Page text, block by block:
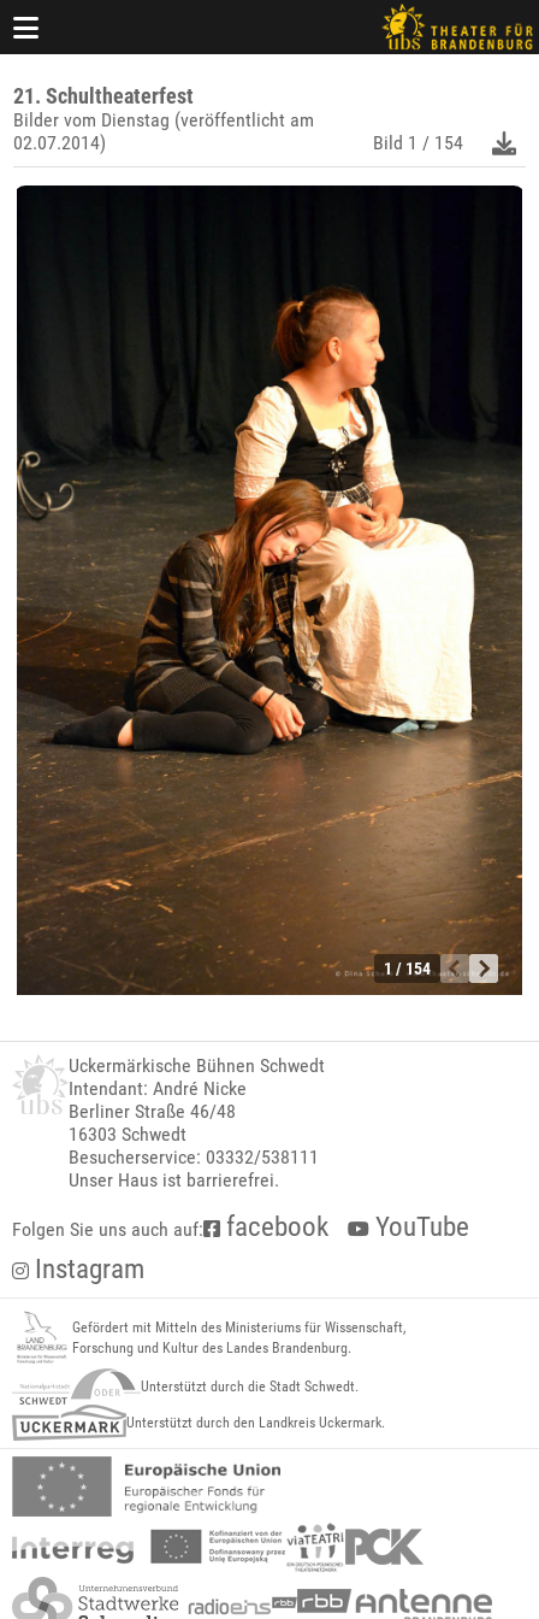
21. Schultheaterfest
Bilder vom Dienstag (veröffentlicht am
02.07.2014)
Bild 1 / 154
1 / 154
Uckermärkische Bühnen Schwedt
Intendant: André Nicke
Berliner Straße 46/48
16303 Schwedt
Besucherservice: 03332/538111
Unser Haus ist barrierefrei.
Folgen Sie uns auch auf: facebook
YouTube
Instagram
Gefördert mit Mitteln des Ministeriums für Wissenschaft,
Forschung und Kultur des Landes Brandenburg.
Unterstützt durch die Stadt Schwedt.
Unterstützt durch den Landkreis Uckermark.